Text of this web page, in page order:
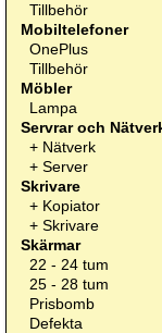
Tillbehör
Mobiltelefoner
OnePlus
Tillbehör
Möbler
Lampa
Servrar och
+ Nätverk
+ Server
Skrivare
+ Kopiator
+ Skrivare
Skärmar
22 - 24 tum
25 - 28 tum
Prisbomb
Defekta